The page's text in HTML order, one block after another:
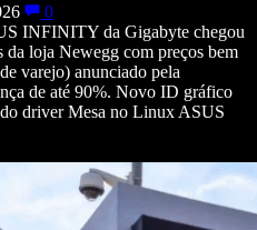
0
INFINITY da Gigabyte chegou
da loja Newegg com preços bem
varejo) anunciado pela
de até 90%. Novo ID gráfico
driver Mesa no Linux ASUS